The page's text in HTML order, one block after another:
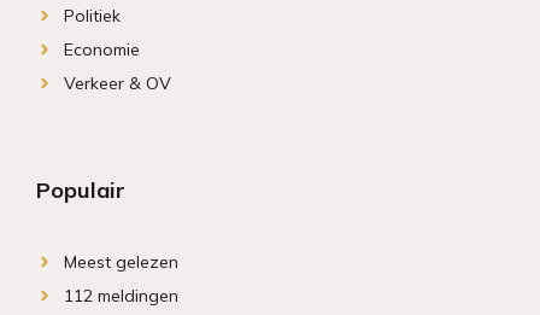
Politiek
Economie
Verkeer & OV
Populair
Meest gelezen
112 meldingen